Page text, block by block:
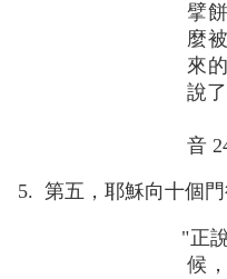
擘
麼
來
說
(
音
5. 第五，耶穌向十個
"正
候